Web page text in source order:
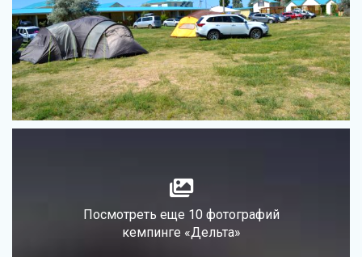
Посмотреть еще 10 фотографий
кемпинге «Дельта»